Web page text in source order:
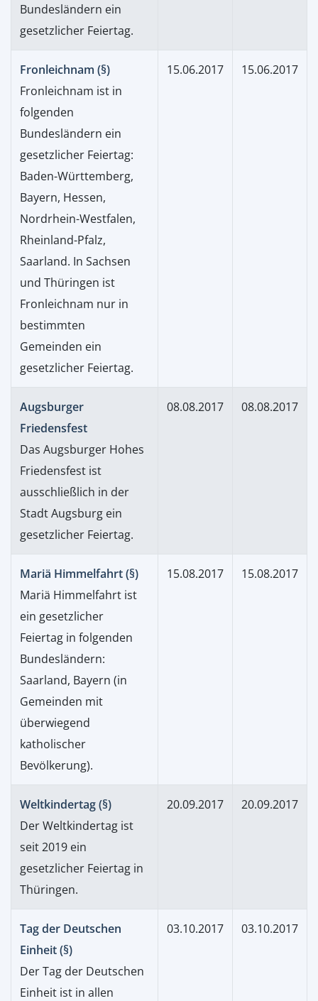
Bundesländern ein
gesetzlicher Feiertag.
Fronleichnam (§)
Fronleichnam ist in
folgenden
Bundesländern ein
gesetzlicher Feiertag:
Baden-Württemberg,
Bayern, Hessen,
Nordrhein-Westfalen,
Rheinland-Pfalz,
Saarland. In Sachsen
und Thüringen ist
Fronleichnam nur in
bestimmten
Gemeinden ein
gesetzlicher Feiertag.
15.06.2017 15.06.2017
Augsburger
Friedensfest
Das Augsburger Hohes
Friedensfest ist
ausschließlich in der
Stadt Augsburg ein
gesetzlicher Feiertag.
08.08.2017 08.08.2017
Mariä Himmelfahrt (§)
Mariä Himmelfahrt ist
ein gesetzlicher
Feiertag in folgenden
Bundesländern:
Saarland, Bayern (in
Gemeinden mit
überwiegend
katholischer
Bevölkerung).
15.08.2017 15.08.2017
Weltkindertag (§)
Der Weltkindertag ist
seit 2019 ein
gesetzlicher Feiertag in
Thüringen.
20.09.2017 20.09.2017
Tag der Deutschen
Einheit (§)
Der Tag der Deutschen
Einheit ist in allen
03.10.2017 03.10.2017